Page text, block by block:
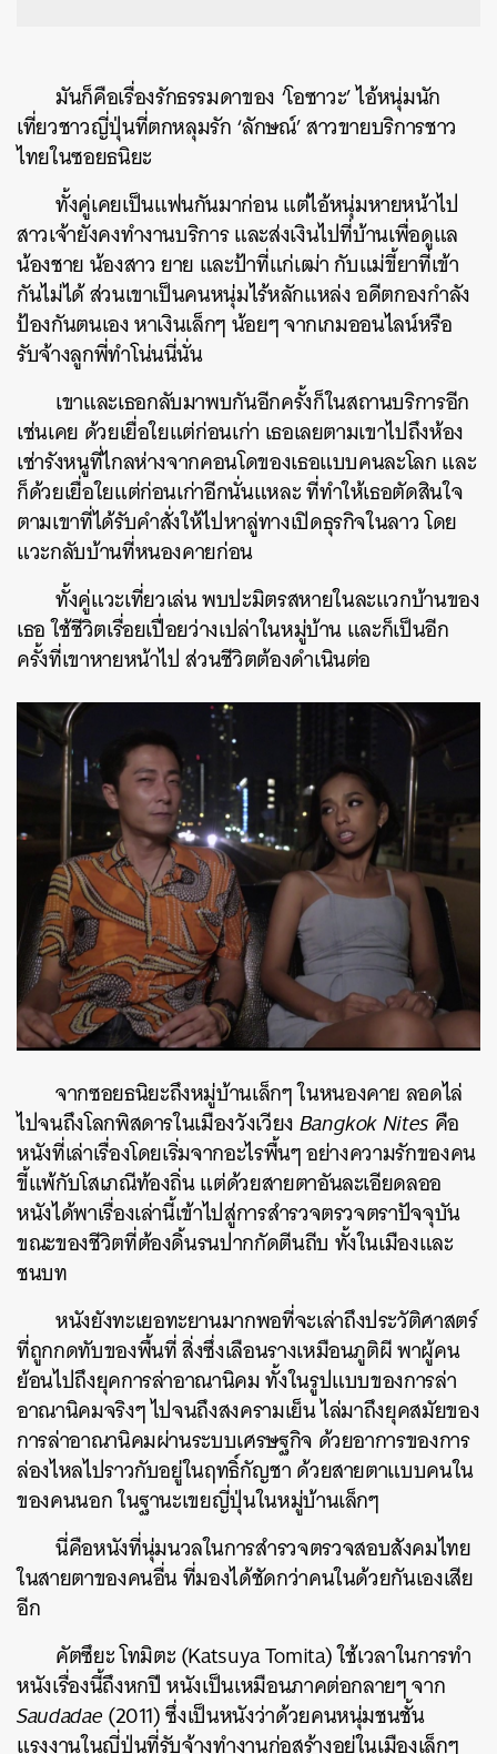
มันก็คือเรื่องรักธรรมดาของ ‘โอซาวะ’ ไอ้หนุ่มนัก
เที่ยวชาวญี่ปุ่นที่ตกหลุมรัก ‘ลักษณ์’ สาวขายบริการชาว
ไทยในซอยธนิยะ
ทั้งคู่เคยเป็นแฟนกันมาก่อน แต่ไอ้หนุ่มหายหน้าไป
สาวเจ้ายังคงทำงานบริการ และส่งเงินไปที่บ้านเพื่อดูแล
น้องชาย น้องสาว ยาย และป้าที่แก่เฒ่า กับแม่ขี้ยาที่เข้า
กันไม่ได้ ส่วนเขาเป็นคนหนุ่มไร้หลักแหล่ง อดีตกองกำลัง
ป้องกันตนเอง หาเงินเล็กๆ น้อยๆ จากเกมออนไลน์หรือ
รับจ้างลูกพี่ทำโน่นนี่นั่น
เขาและเธอกลับมาพบกันอีกครั้งก็ในสถานบริการอีก
เช่นเคย ด้วยเยื่อใยแต่ก่อนเก่า เธอเลยตามเขาไปถึงห้อง
เช่ารังหนูที่ไกลห่างจากคอนโดของเธอแบบคนละโลก และ
ก็ด้วยเยื่อใยแต่ก่อนเก่าอีกนั่นแหละ ที่ทำให้เธอตัดสินใจ
ตามเขาที่ได้รับคำสั่งให้ไปหาลู่ทางเปิดธุรกิจในลาว โดย
แวะกลับบ้านที่หนองคายก่อน
ทั้งคู่แวะเที่ยวเล่น พบปะมิตรสหายในละแวกบ้านของ
เธอ ใช้ชีวิตเรื่อยเปื่อยว่างเปล่าในหมู่บ้าน และก็เป็นอีก
ครั้งที่เขาหายหน้าไป ส่วนชีวิตต้องดำเนินต่อ
จากซอยธนิยะถึงหมู่บ้านเล็กๆ ในหนองคาย ลอดไล่
ไปจนถึงโลกพิสดารในเมืองวังเวียงBangkok Nites คือ
หนังที่เล่าเรื่องโดยเริ่มจากอะไรพื้นๆ อย่างความรักของคน
ขี้แพ้กับโสเภณีท้องถิ่น แต่ด้วยสายตาอันละเอียดลออ
หนังได้พาเรื่องเล่านี้เข้าไปสู่การสำรวจตรวจตราปัจจุบัน
ขณะของชีวิตที่ต้องดิ้นรนปากกัดตีนถีบ ทั้งในเมืองและ
ชนบท
หนังยังทะเยอทะยานมากพอที่จะเล่าถึงประวัติศาสตร์
ที่ถูกกดทับของพื้นที่ สิ่งซึ่งเลือนรางเหมือนภูติผี พาผู้คน
ย้อนไปถึงยุคการล่าอาณานิคม ทั้งในรูปแบบของการล่า
อาณานิคมจริงๆ ไปจนถึงสงครามเย็น ไล่มาถึงยุคสมัยของ
การล่าอาณานิคมผ่านระบบเศรษฐกิจ ด้วยอาการของการ
ล่องไหลไปราวกับอยู่ในฤทธิ์กัญชา ด้วยสายตาแบบคนใน
ของคนนอก ในฐานะเขยญี่ปุ่นในหมู่บ้านเล็กๆ
นี่คือหนังที่นุ่มนวลในการสำรวจตรวจสอบสังคมไทย
ในสายตาของคนอื่น ที่มองได้ชัดกว่าคนในด้วยกันเองเสีย
อีก
คัตซึยะ โทมิตะ (Katsuya Tomita) ใช้เวลาในการทำ
หนังเรื่องนี้ถึงหกปี หนังเป็นเหมือนภาคต่อกลายๆ จาก
Saudadae(2011) ซึ่งเป็นหนังว่าด้วยคนหนุ่มชนชั้น
แรงงานในญี่ปุ่นที่รับจ้างทำงานก่อสร้างอยู่ในเมืองเล็กๆ